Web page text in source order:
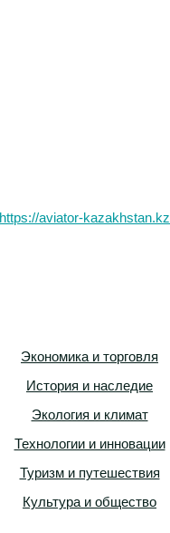
https://aviator-kazakhstan.kz
Экономика и торговля
История и наследие
Экология и климат
Технологии и инновации
Туризм и путешествия
Культура и общество